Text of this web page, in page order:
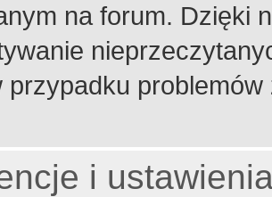
na forum. Dzięki
przypadku
i